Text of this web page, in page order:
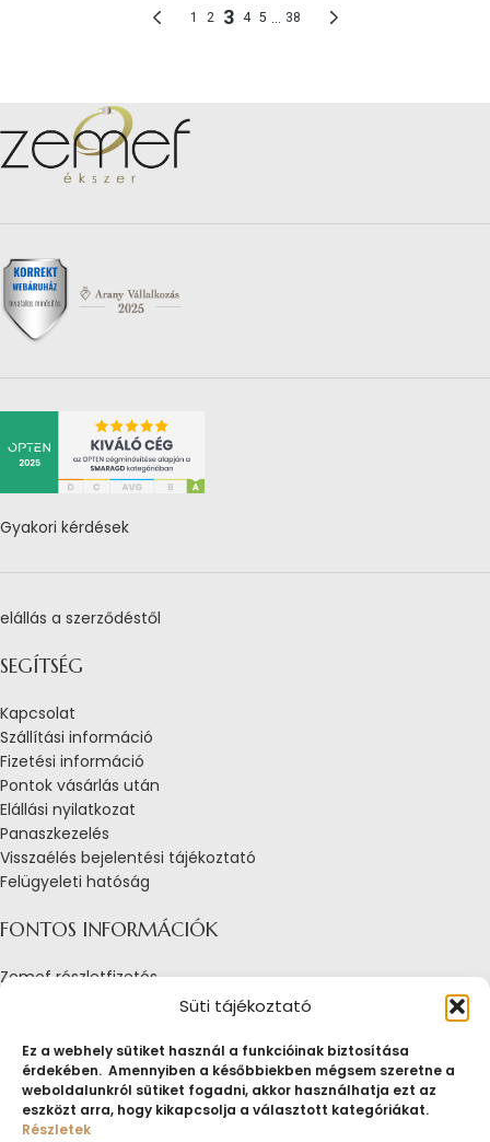
Süti tájékoztató
Ez a webhely sütiket használ a funkcióinak biztosítása
érdekében. Amennyiben a későbbiekben mégsem szeretne a
weboldalunkról sütiket fogadni, akkor használhatja ezt az
eszközt arra, hogy kikapcsolja a választott kategóriákat.
Részletek
Gyakori kérdések
elállás a szerződéstől
SEGÍTSÉG
Kapcsolat
Szállítási információ
Fizetési információ
Pontok vásárlás után
Elállási nyilatkozat
Panaszkezelés
Visszaélés bejelentési tájékoztató
Felügyeleti hatóság
FONTOS INFORMÁCIÓK
Zemef részletfizetés
Adatkezelési tájékoztató
Tájékoztató sütik alkalmazásáról
Fogyasztóvédelmi tájékoztató
Jogi nyilatkozat
Impresszum